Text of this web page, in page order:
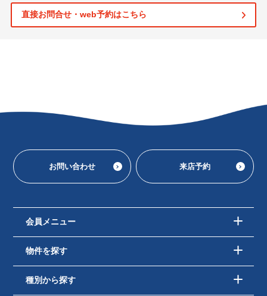
直接お問合せ・web予約はこちら
お問い合わせ 来店予約
会員メニュー
物件を探す
種別から探す